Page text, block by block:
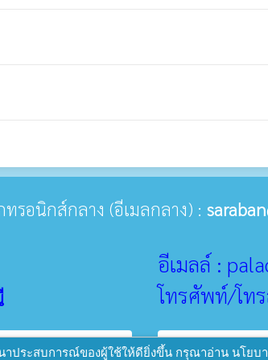
ประสบการณ์ของผู้ใช้ให้ดียิ่งขึ้น กรุณาอ่าน นโยบ
รอนิกส์กลาง (อีเมลกลาง) :
อีเมลล์ :
โทรศัพท์/โท
:www.ts-local.com public นโยบายเว็บไซต์